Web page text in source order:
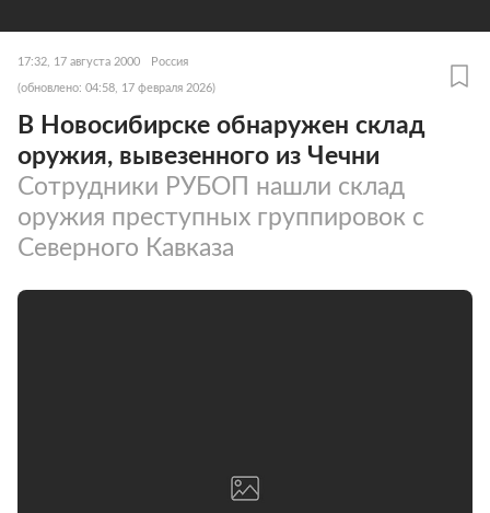
17:32, 17 августа 2000 Россия
(обновлено: 04:58, 17 февраля 2026)
В Новосибирске обнаружен склад
оружия, вывезенного из Чечни
Сотрудники РУБОП нашли склад
оружия преступных группировок с
Северного Кавказа